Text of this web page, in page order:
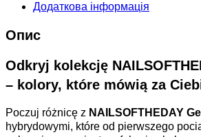
Додаткова інформація
Опис
Odkryj kolekcję
– kolory, które mówią za
Poczuj różnicę z NAILSOFTHEDAY
hybrydowymi, które od pierwszego